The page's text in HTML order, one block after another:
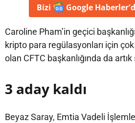
Bizi Google
Caroline Pham’in geçici
kripto para regülasyonları için
olan CFTC başkanlığında da
3 aday kaldı
Beyaz Saray, Emtia Vadeli